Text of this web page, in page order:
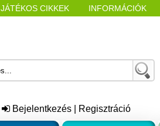
JÁTÉKOS CIKKEK INFORMÁCIÓK
Bejelentkezés Regisztráció